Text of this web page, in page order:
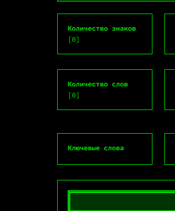
Количество знаков
[0]
Количество слов
[0]
Ключевые слова